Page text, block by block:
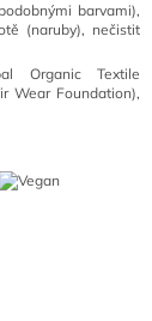
barvami),
(naruby), nečistit
Organic Textile
Wear Foundation),